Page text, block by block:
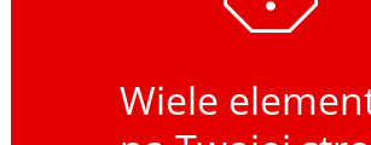
Wiele